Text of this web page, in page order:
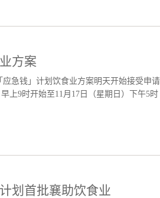
方案
应急钱」计划饮食业方案明天开始接受申
上9时开始至11月17日（星期日）下午5
划首批襄助饮食业